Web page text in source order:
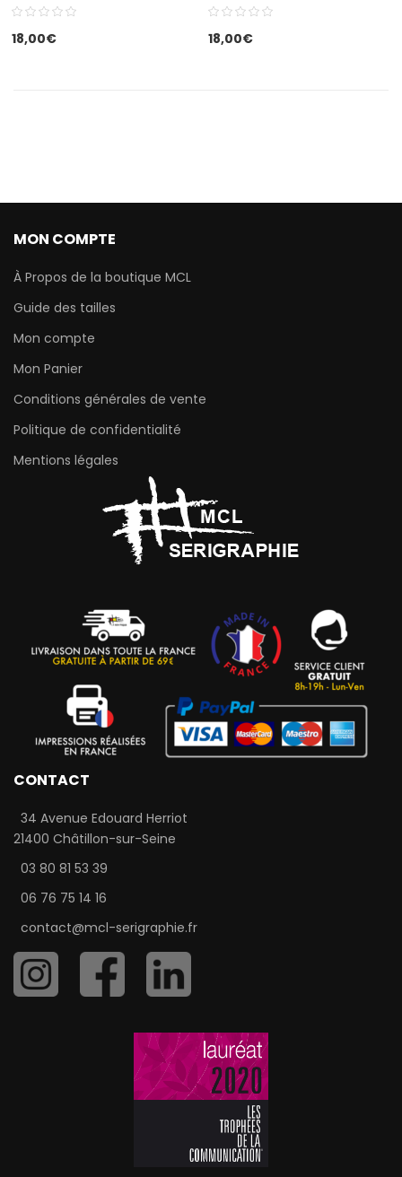
18,00€ 18,00€
MON COMPTE
À Propos de la boutique MCL
Guide des tailles
Mon compte
Mon Panier
Conditions générales de vente
Politique de confidentialité
Mentions légales
CONTACT
34 Avenue Edouard Herriot
21400 Châtillon-sur-Seine
03 80 81 53 39
06 76 75 14 16
contact@mcl-serigraphie.fr